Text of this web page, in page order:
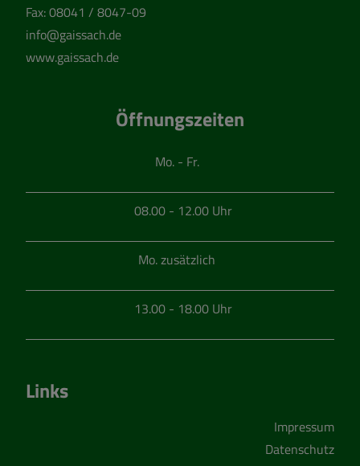
Fax:08041 / 8047-09
info@gaissach.de
www.gaissach.de
Öffnungszeiten
Mo. - Fr.
08.00 - 12.00 Uhr
Mo. zusätzlich
13.00 - 18.00 Uhr
Links
Impressum
Datenschutz